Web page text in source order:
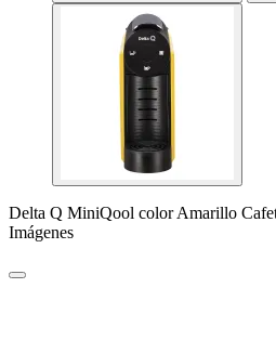
Delta Q MiniQool color Amarillo
Imágenes